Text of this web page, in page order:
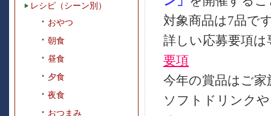
レシピ（シーン別）
おやつ
朝食
昼食
夕食
夜食
おつまみ
対象商品は7品で
詳しい応募要項
要項
今年の賞品はご
ソフトドリンク